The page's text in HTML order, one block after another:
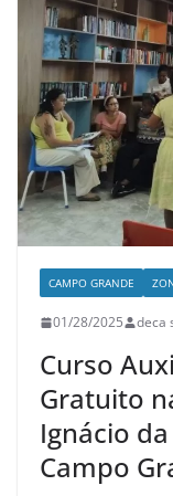
CAMPO GRANDE
01/28/2025 deca
Curso
Gratuito
Ignácio
Campo